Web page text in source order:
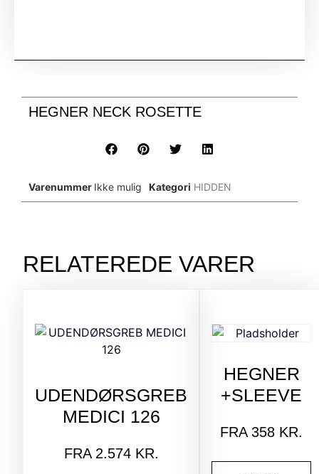
HEGNER NECK ROSETTE
Varenummer Ikke mulig Kategori HIDDEN
RELATEREDE VARER
UDENDØRSGREB
MEDICI 126
FRA 2.574 KR.
HEGNER
+SLEEVE
FRA 358 KR.